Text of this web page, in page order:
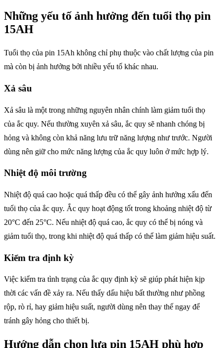
Những yếu tố ảnh hưởng đến tuổi thọ pin
15AH
Tuổi thọ của pin 15Ah không chỉ phụ thuộc vào chất lượng của pin
mà còn bị ảnh hưởng bởi nhiều yếu tố khác nhau.
Xả sâu
Xả sâu là một trong những nguyên nhân chính làm giảm tuổi thọ
của ắc quy. Nếu thường xuyên xả sâu, ắc quy sẽ nhanh chóng bị
hỏng và không còn khả năng lưu trữ năng lượng như trước. Người
dùng nên giữ cho mức năng lượng của ắc quy luôn ở mức hợp lý.
Nhiệt độ môi trường
Nhiệt độ quá cao hoặc quá thấp đều có thể gây ảnh hưởng xấu đến
tuổi thọ của ắc quy. Ắc quy hoạt động tốt trong khoảng nhiệt độ từ
20°C đến 25°C. Nếu nhiệt độ quá cao, ắc quy có thể bị nóng và
giảm tuổi thọ, trong khi nhiệt độ quá thấp có thể làm giảm hiệu suất.
Kiểm tra định kỳ
Việc kiểm tra tình trạng của ắc quy định kỳ sẽ giúp phát hiện kịp
thời các vấn đề xảy ra. Nếu thấy dấu hiệu bất thường như phồng
rộp, rò rỉ, hay giảm hiệu suất, người dùng nên thay thế ngay để
tránh gây hỏng cho thiết bị.
Hướng dẫn chọn lựa pin 15AH phù hợp